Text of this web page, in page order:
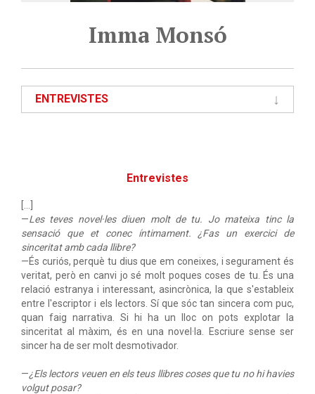
Imma Monsó
ENTREVISTES
Entrevistes
—Les teves novel·les diuen molt de tu. Jo mateixa tinc la
sensació que et conec íntimament. ¿Fas un exercici de
sinceritat amb cada llibre?
—És curiós, perquè tu dius que em coneixes, i segurament és
veritat, però en canvi jo sé molt poques coses de tu. És una
relació estranya i interessant, asincrònica, la que s'estableix
entre l'escriptor i els lectors. Sí que sóc tan sincera com puc,
quan faig narrativa. Si hi ha un lloc on pots explotar la
sinceritat al màxim, és en una novel·la. Escriure sense ser
sincer ha de ser molt desmotivador.
—¿Els lectors veuen en els teus llibres coses que tu no hi havies
volgut posar?